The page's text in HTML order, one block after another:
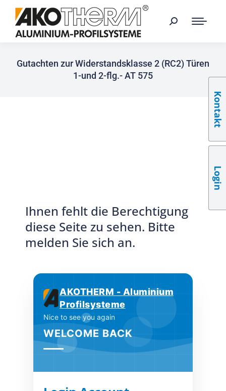
Gutachten zur Widerstandsklasse 2 (RC2) Türen
1-und 2-flg.- AT 575
Ihnen fehlt die Berechtigung
diese Seite zu sehen. Bitte
melden Sie sich an.
AKOTHERM - Aluminium
Profilsysteme
Nice to see you again
WELCOME BACK
Kontakt
Login